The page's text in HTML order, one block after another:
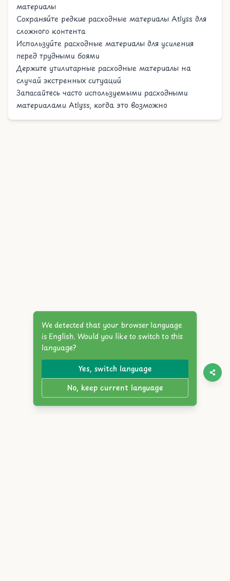
материалы
Сохраняйте редкие расходные материалы Atlyss для
сложного контента
Используйте расходные материалы для усиления
перед трудными боями
Держите утилитарные расходные материалы на
случай экстренных ситуаций
Запасайтесь часто используемыми расходными
материалами Atlyss, когда это возможно
We detected that your browser language
is English. Would you like to switch to this
language?
Yes, switch language
No, keep current language